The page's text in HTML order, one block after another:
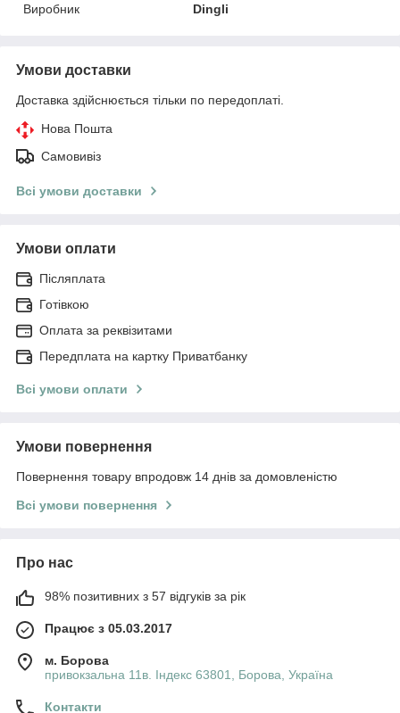
Виробник
Dingli
Умови доставки
Доставка здійснюється тільки по передоплаті.
Нова Пошта
Самовивіз
Всі умови доставки
Умови оплати
Післяплата
Готівкою
Оплата за реквізитами
Передплата на картку Приватбанку
Всі умови оплати
Умови повернення
Повернення товару впродовж 14 днів за домовленістю
Всі умови повернення
Про нас
98% позитивних з 57 відгуків за рік
Працює з 05.03.2017
м. Борова
привокзальна 11в. Індекс 63801, Борова, Україна
Контакти